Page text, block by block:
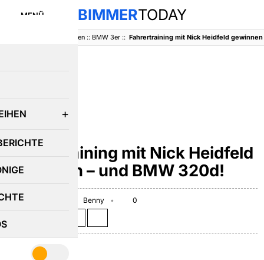
MENÜ BIMMERTODAY
Baureihen:: BMW 3er:: Fahrertraining mit Nick Heidfeld
Fahrertraining mit Nick Heidfeld
gewinnen – und BMW 320d!
January 22, 2009 Benny
0